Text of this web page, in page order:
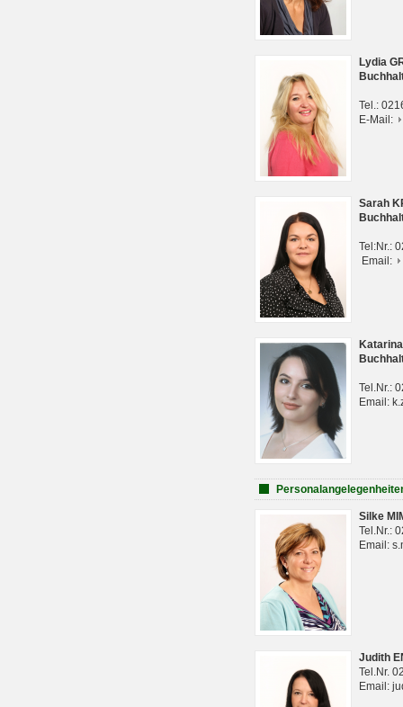
Lydia
Tel.:
E-Mail:
Sarah
Tel:Nr.:
Email:
Tel.Nr.:
Email:
Silke
Tel.Nr.:
Email:
Judith
Tel.Nr.
Email: